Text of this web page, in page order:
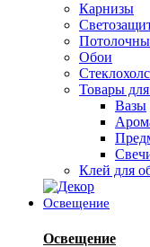
Карнизы
Обои
Товары
Вазы
Клей для
Освещение
Освещение